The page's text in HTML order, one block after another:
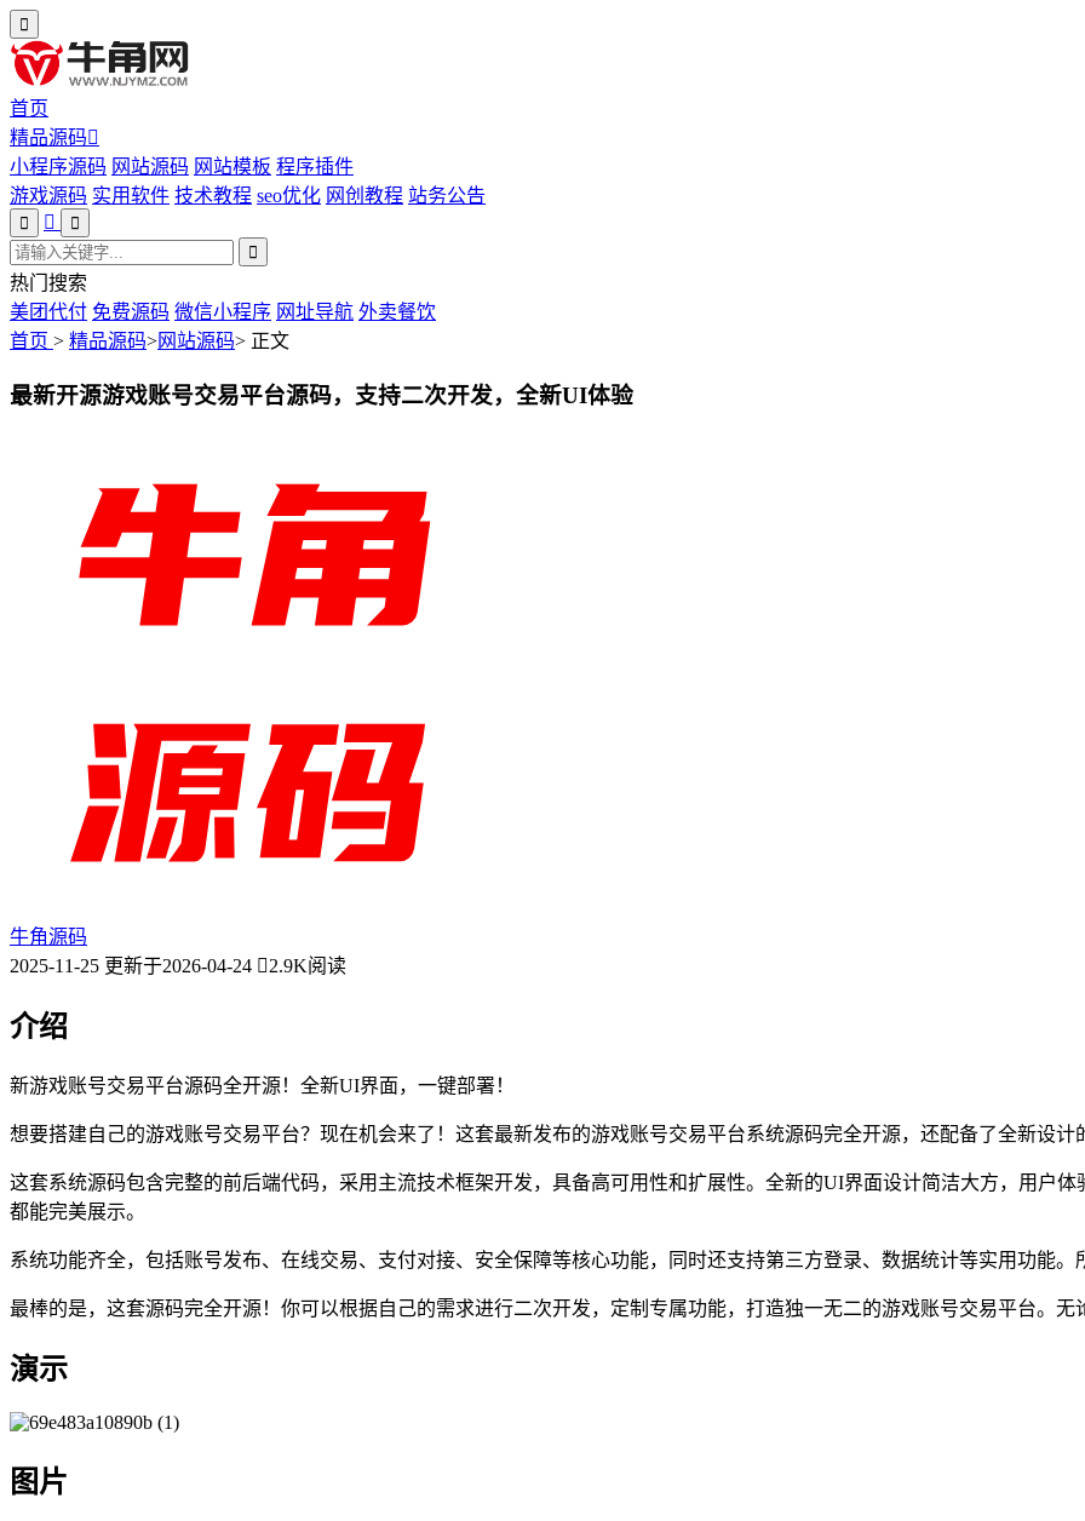
首页
精品源码
小程序源码 网站源码 网站模板 程序插件
游戏源码 实用软件 技术教程 seo优化 网创教程 站务公告
热门搜索
美团代付 免费源码 微信小程序 网址导航 外卖餐饮
首页 > 精品源码>网站源码> 正文
最新开源游戏账号交易平台源码，支持二次开发，全新UI体验
牛角源码
2025-11-25 更新于2026-04-24 2.9K阅读
介绍
新游戏账号交易平台源码全开源！全新UI界面，一键部署！
想要搭建自己的游戏账号交易平台？现在机会来了！这套最新发布的游戏账号交易平台系统源码完全开源，还配备了全新设计
这套系统源码包含完整的前后端代码，采用主流技术框架开发，具备高可用性和扩展性。全新的UI界面设计简洁大方，用户
都能完美展示。
系统功能齐全，包括账号发布、在线交易、支付对接、安全保障等核心功能，同时还支持第三方登录、数据统计等实用功能。
最棒的是，这套源码完全开源！你可以根据自己的需求进行二次开发，定制专属功能，打造独一无二的游戏账号交易平台。无
演示
图片